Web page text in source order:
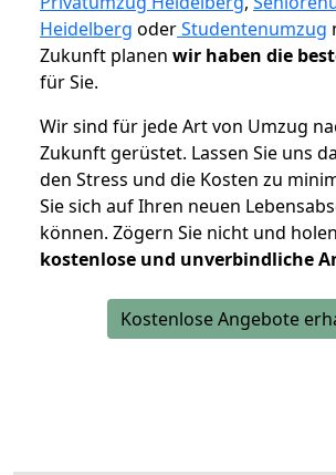
Heidelberg oderStudentenumzug
Zukunft planen wir haben die
für Sie.
Wir sind für jede Art von Umzug
Zukunft gerüstet. Lassen Sie uns
den Stress und die Kosten zu
Sie sich auf Ihren neuen
können. Zögern Sie nicht und
kostenlose und unverbindliche
Kostenlose Angebote